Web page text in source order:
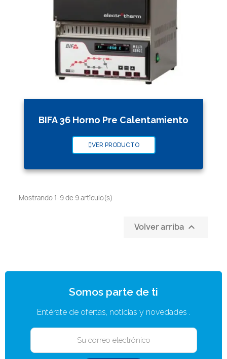
BIFA 36 Horno Pre Calentamiento
VER PRODUCTO
Mostrando 1-9 de 9 artículo(s)
Volver arriba 
Somos parte de ti
Entérate de ofertas, noticias y novedades .